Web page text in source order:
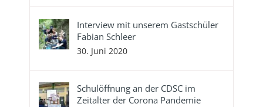
Interview mit unserem Gastschüler
Fabian Schleer
30. Juni 2020
Schulöffnung an der CDSC im
Zeitalter der Corona Pandemie